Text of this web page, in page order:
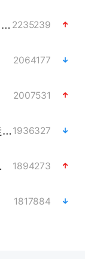
47岁妈妈突然产女 26岁女儿：很震惊 2235239
2064177
2007531
A股开盘：民爆、CPO等概念走强1936327
行径 1894273
1817884